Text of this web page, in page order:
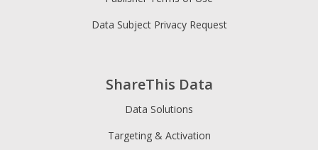
ShareThis Data
Data Solutions
Targeting & Activation
Data Subject Privacy Request